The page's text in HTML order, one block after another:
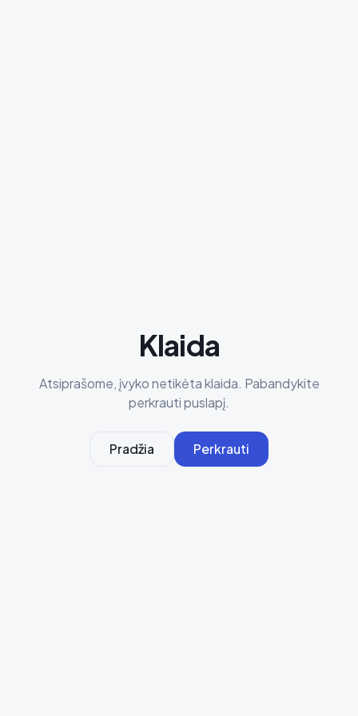
Klaida
Atsiprašome, įvyko netikėta klaida. Pabandykite
perkrauti puslapį.
Pradžia Perkrauti